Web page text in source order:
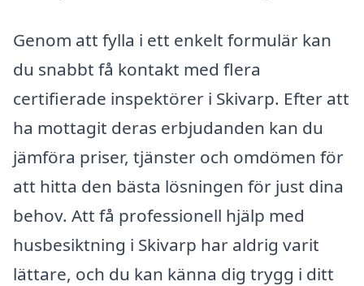
Genom att fylla i ett enkelt formulär kan
du snabbt få kontakt med flera
certifierade inspektörer i Skivarp. Efter att
ha mottagit deras erbjudanden kan du
jämföra priser, tjänster och omdömen för
att hitta den bästa lösningen för just dina
behov. Att få professionell hjälp med
husbesiktning i Skivarp har aldrig varit
lättare, och du kan känna dig trygg i ditt